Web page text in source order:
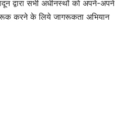
द्वारा सभी अधीनस्थों को अपने-अपने
करने के लिये जागरूकता अभियान